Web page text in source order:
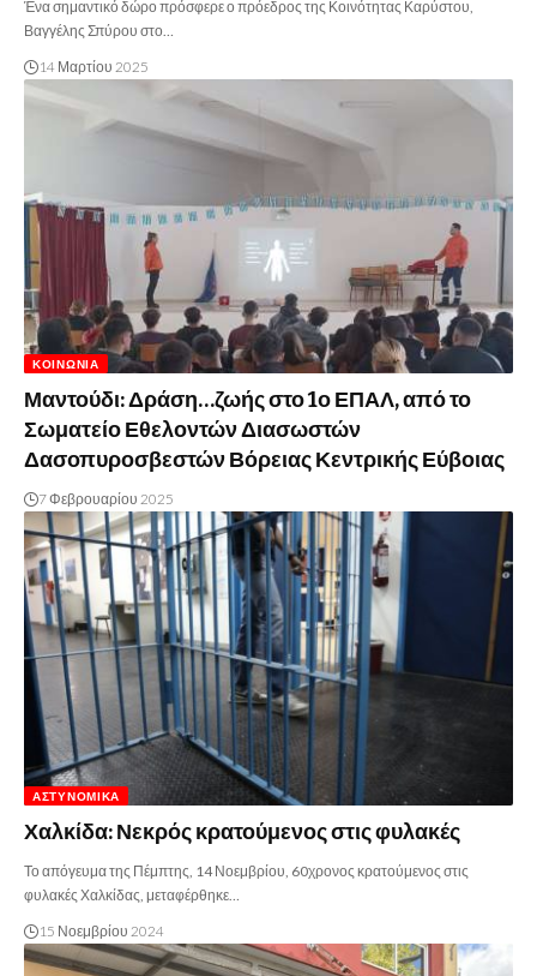
Ένα σημαντικό δώρο πρόσφερε ο πρόεδρος της Κοινότητας Καρύστου,
Βαγγέλης Σπύρου στο…
14 Μαρτίου 2025
ΚΟΙΝΩΝΊΑ
Μαντούδι: Δράση…ζωής στο 1ο ΕΠΑΛ, από το
Σωματείο Εθελοντών Διασωστών
Δασοπυροσβεστών Βόρειας Κεντρικής Εύβοιας
7 Φεβρουαρίου 2025
ΑΣΤΥΝΟΜΙΚΆ
Χαλκίδα: Νεκρός κρατούμενος στις φυλακές
Το απόγευμα της Πέμπτης, 14 Νοεμβρίου, 60χρονος κρατούμενος στις
φυλακές Χαλκίδας, μεταφέρθηκε…
15 Νοεμβρίου 2024